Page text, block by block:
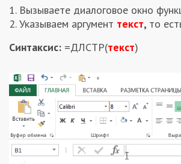
Вызываете диалоговое окно
Указываем аргумент текст, то
Синтаксис: =ДЛСТР(текст)